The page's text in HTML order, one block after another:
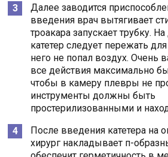
Далее заводится
введения врач вытягивает
троакара запускает трубку.
катетер следует пережать
него не попал воздух. Очень
все действия максимально
чтобы в камеру плевры не
инструменты должны быть
простерилизованными и
После введения катетера на
хирург накладывает п-